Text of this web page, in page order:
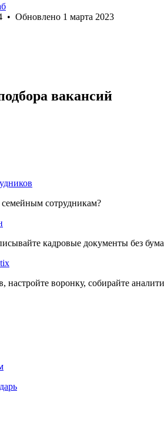
• Обновлено 1 марта 2023
вакансий
семейным сотрудникам?
кадровые документы без
настройте воронку, собирайте